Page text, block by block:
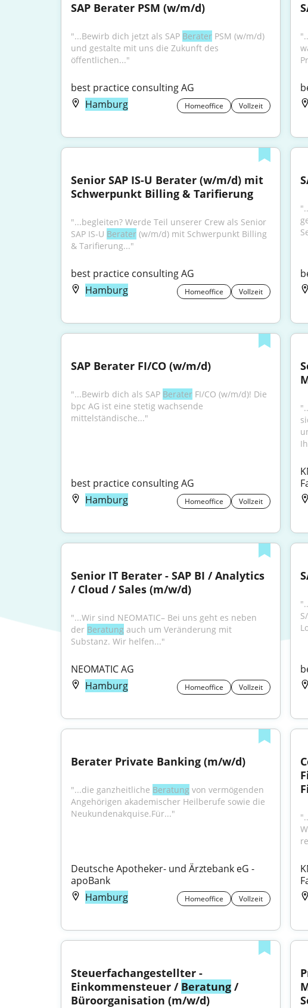
SAP Berater PSM (w/m/d)
"...Bewirb dich jetzt als SAP Berater PSM (w/m/d)
und gestalte mit uns die Zukunft des
öffentlichen..."
best practice consulting AG
Hamburg
Homeoffice Vollzeit
Senior SAP IS-U Berater (w/m/d) mit
Schwerpunkt Billing & Tarifierung
"...begleiten? Werde Teil unserer Crew als Senior
SAP IS-U Berater (w/m/d) mit Schwerpunkt Billing
& Tarifierung..."
best practice consulting AG
Hamburg
Homeoffice Vollzeit
SAP Berater FI/CO (w/m/d)
"...Bewirb dich als SAP Berater FI/CO (w/m/d)! Die
bpc AG ist eine stetig wachsende
mittelständische..."
best practice consulting AG
Hamburg
Homeoffice Vollzeit
Senior IT Berater - SAP BI / Analytics
/ Cloud / Sales (m/w/d)
"...Wir sind NEOMATIC– Bei uns geht es neben
der Beratung auch um Veränderung mit
Substanz. Wir helfen..."
NEOMATIC AG
Hamburg
Homeoffice Vollzeit
Berater Private Banking (m/w/d)
"...die ganzheitliche Beratung von vermögenden
Angehörigen akademischer Heilberufe sowie die
Neukundenakquise.Für..."
Deutsche Apotheker- und Ärztebank eG -
apoBank
Hamburg
Homeoffice Vollzeit
Steuerfachangestellter -
Einkommensteuer / Beratung /
Büroorganisation (m/w/d)